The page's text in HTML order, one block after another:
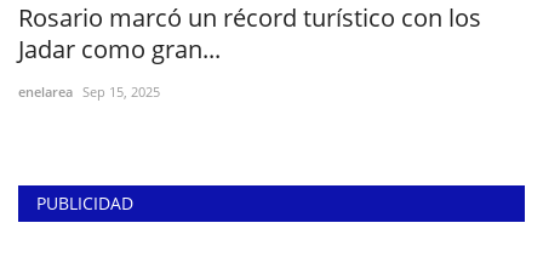
Rosario marcó un récord turístico con los
Jadar como gran...
enelarea Sep 15, 2025
PUBLICIDAD